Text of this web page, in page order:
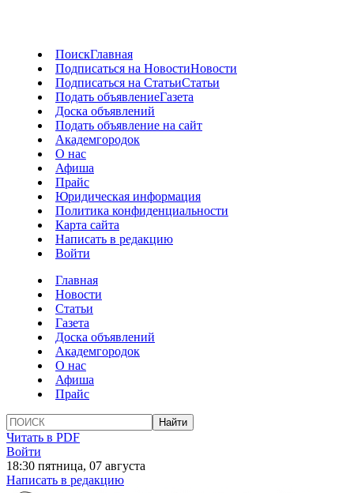
ПоискГлавная
Подписаться на НовостиНовости
Подписаться на СтатьиСтатьи
Подать объявлениеГазета
Доска объявлений
Подать объявление на сайт
Академгородок
О нас
Афиша
Прайс
Юридическая информация
Политика конфиденциальности
Карта сайта
Написать в редакцию
Войти
Главная
Новости
Статьи
Газета
Доска объявлений
Академгородок
О нас
Афиша
Прайс
Читать в PDF
Войти
18:30 пятница, 07 августа
Написать в редакцию